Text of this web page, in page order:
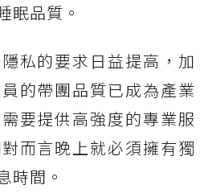
眠品質。
私的要求日益提高，加
的帶團品質已成為產業
要提供高強度的專業服
而言晚上就必須擁有獨
時間。